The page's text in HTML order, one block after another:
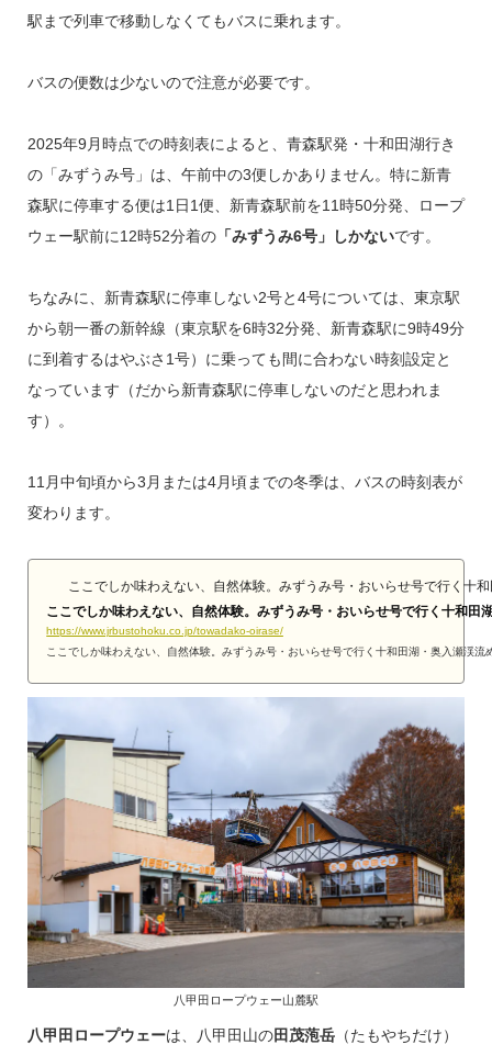
駅まで列車で移動しなくてもバスに乗れます。
バスの便数は少ないので注意が必要です。
2025年9月時点での時刻表によると、青森駅発・十和田湖行き
の「みずうみ号」は、午前中の3便しかありません。特に新青
森駅に停車する便は1日1便、新青森駅前を11時50分発、ロープ
ウェー駅前に12時52分着の「みずうみ6号」しかないです。
ちなみに、新青森駅に停車しない2号と4号については、東京駅
から朝一番の新幹線（東京駅を6時32分発、新青森駅に9時49分
に到着するはやぶさ1号）に乗っても間に合わない時刻設定と
なっています（だから新青森駅に停車しないのだと思われま
す）。
11月中旬頃から3月または4月頃までの冬季は、バスの時刻表が
変わります。
ここでしか味わえない、自然体験。みずうみ号・おいらせ号で行く十
ここでしか味わえない、自然体験。みずうみ号・おいらせ号で行く十和田
https://www.jrbustohoku.co.jp/towadako-oirase/
ここでしか味わえない、自然体験。みずうみ号・おいらせ号で行く十和田湖・奥入瀬渓流
八甲田ロープウェー山麓駅
八甲田ロープウェーは、八甲田山の田茂萢岳（たもやちだけ）